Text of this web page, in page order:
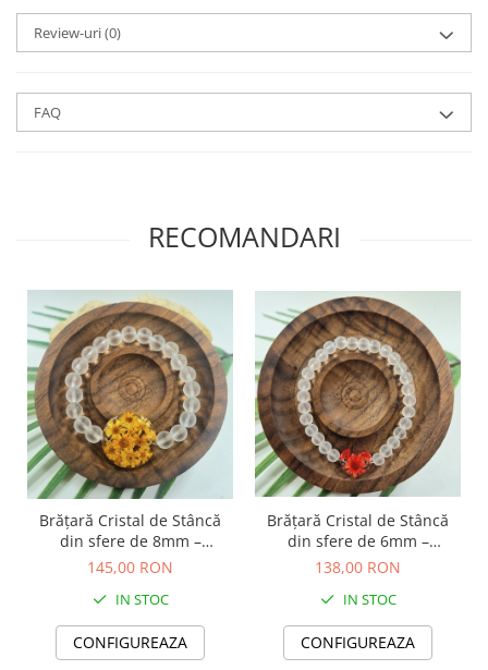
Card cadou
Accesorii tricotate
TOATE Bijuteriile și Accesoriile
Review-uri(0)
FAQ
RECOMANDARI
Brățară Cristal de Stâncă
din sfere de 8mm –
încheietură 16 cm
145,00 RON
IN STOC
CONFIGUREAZA
Brățară Cristal de Stâncă
din sfere de 6mm –
încheietură 15 cm
138,00 RON
IN STOC
CONFIGUREAZA